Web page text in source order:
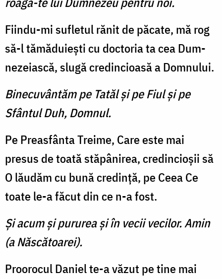
Fiindu-mi sufletul rănit de păcate, mă rog
să-l tămăduieşti cu doctoria ta cea Dum­
nezeiască, slugă credincioasă a Domnului.
Binecuvântăm pe Tatăl şi pe Fiul şi pe
Sfântul Duh, Domnul.
Pe Preasfânta Treime, Care este mai
presus de toată stăpâ­nirea, credincioşii să
O lăudăm cu bună credinţă, pe Ceea Ce
toate le-a făcut din ce n-a fost.
Şi acum şi pururea şi în vecii vecilor. Amin
(a Născătoarei).
Proorocul Daniel te-a văzut pe tine mai